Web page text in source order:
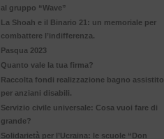
al gruppo “Wave”
La Shoah e il Binario 21: un memoriale per
combattere l’indifferenza.
Pasqua 2023
Quanto vale la tua firma?
Raccolta fondi realizzazione bagno assistito
per anziani disabili.
Servizio civile universale: Cosa vuoi fare di
grande?
Solidarietà per l’Ucraina: le scuole “Don